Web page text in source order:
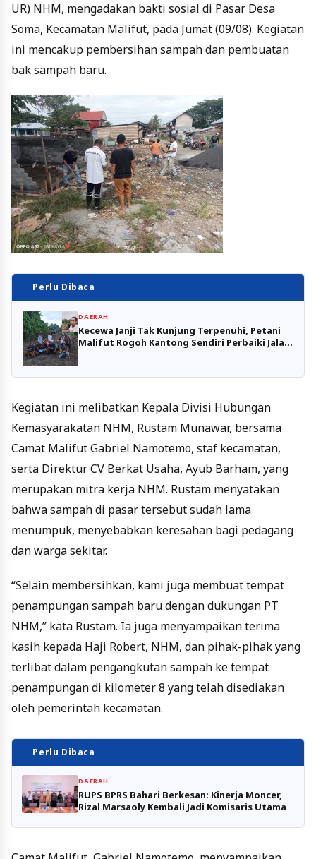
UR) NHM, mengadakan bakti sosial di Pasar Desa
Soma, Kecamatan Malifut, pada Jumat (09/08). Kegiatan
ini mencakup pembersihan sampah dan pembuatan
bak sampah baru.
Perlu Dibaca
DAERAH
Kecewa Janji Tak Kunjung Terpenuhi, Petani
Malifut Rogoh Kantong Sendiri Perbaiki Jalan
Kegiatan ini melibatkan Kepala Divisi Hubungan
Kemasyarakatan NHM, Rustam Munawar, bersama
Camat Malifut Gabriel Namotemo, staf kecamatan,
serta Direktur CV Berkat Usaha, Ayub Barham, yang
merupakan mitra kerja NHM. Rustam menyatakan
bahwa sampah di pasar tersebut sudah lama
menumpuk, menyebabkan keresahan bagi pedagang
dan warga sekitar.
“Selain membersihkan, kami juga membuat tempat
penampungan sampah baru dengan dukungan PT
NHM,” kata Rustam. Ia juga menyampaikan terima
kasih kepada Haji Robert, NHM, dan pihak-pihak yang
terlibat dalam pengangkutan sampah ke tempat
penampungan di kilometer 8 yang telah disediakan
oleh pemerintah kecamatan.
Perlu Dibaca
DAERAH
RUPS BPRS Bahari Berkesan: Kinerja Moncer,
Rizal Marsaoly Kembali Jadi Komisaris Utama